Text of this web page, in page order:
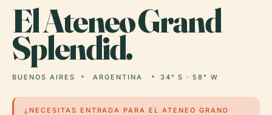
ElAteneo Grand
Splendid.
BUENOS AIRES ARGENTINA 34° S · 58° W
¿NECESITAS ENTRADA PARA EL ATENEO GRAND